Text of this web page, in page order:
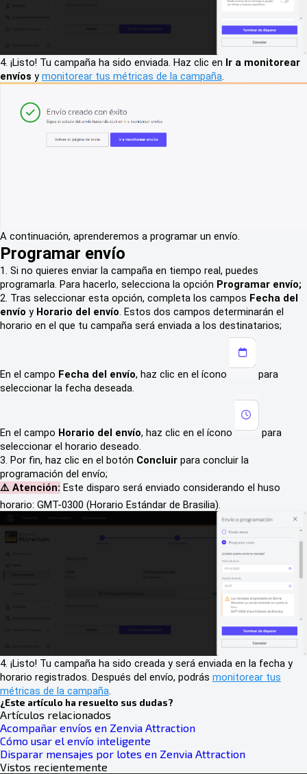
4. ¡Listo! Tu campaña ha sido enviada. Haz clic en Ir a monitorear
envíos y monitorear tus métricas de la campaña.
A continuación, aprenderemos a programar un envío.
Programar envío
1. Si no quieres enviar la campaña en tiempo real, puedes
programarla. Para hacerlo, selecciona la opción Programar envío;
2. Tras seleccionar esta opción, completa los campos Fecha del
envío y Horario del envío . Estos dos campos determinarán el
horario en el que tu campaña será enviada a los destinatarios;
En el campo Fecha del envío, haz clic en el ícono
para
seleccionar la fecha deseada.
En el campo Horario del envío, haz clic en el ícono
para
seleccionar el horario deseado.
3. Por fin, haz clic en el botón Concluir para concluir la
programación del envío;
⚠️ Atención: Este disparo será enviado considerando el huso
horario: GMT-0300 (Horario Estándar de Brasilia).
4. ¡Listo! Tu campaña ha sido creada y será enviada en la fecha y
horario registrados. Después del envío, podrás monitorear tus
métricas de la campaña.
¿Este artículo ha resuelto sus dudas?
Artículos relacionados
Acompañar envíos en Zenvia Attraction
Cómo usar el envío inteligente
Disparar mensajes por lotes en Zenvia Attraction
Vistos recientemente